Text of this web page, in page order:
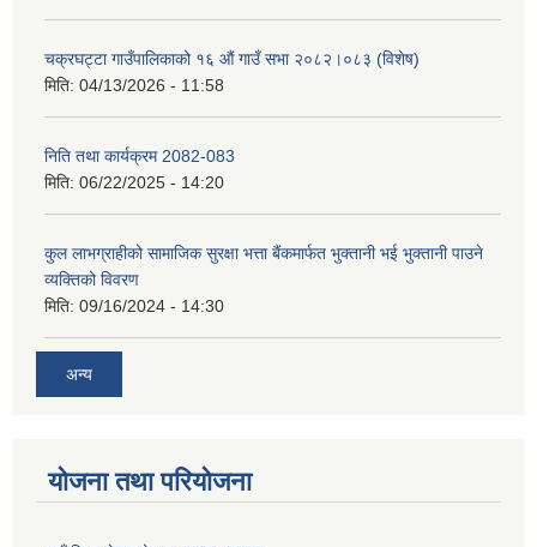
चक्रघट्टा गाउँपालिकाको १६ औं गाउँ सभा २०८२।०८३ (विशेष)
मिति: 04/13/2026 - 11:58
निति तथा कार्यक्रम 2082-083
मिति: 06/22/2025 - 14:20
कुल लाभग्राहीको सामाजिक सुरक्षा भत्ता बैंकमार्फत भुक्तानी भई भुक्तानी पाउने
व्यक्तिको विवरण
मिति: 09/16/2024 - 14:30
अन्य
योजना तथा परियोजना